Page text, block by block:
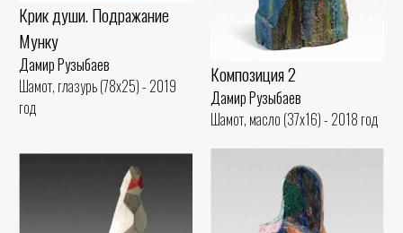
Крик души. Подражание
Мунку
Дамир Рузыбаев
Шамот, глазурь (78x25) - 2019
год
Композиция 2
Дамир Рузыбаев
Шамот, масло (37x16) - 2018 год